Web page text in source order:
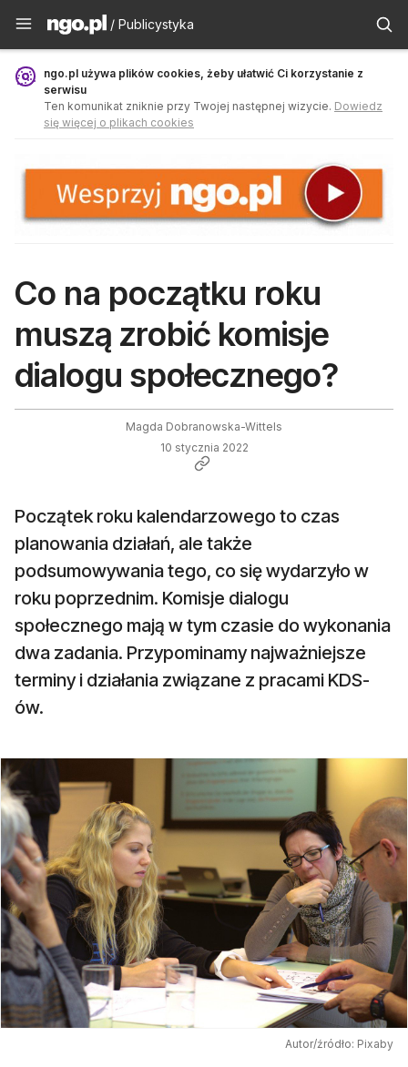
Publicystyka - ngo.pl
/ Publicystyka
ngo.pl używa plików cookies, żeby ułatwić Ci korzystanie z
serwisu
Ten komunikat zniknie przy Twojej następnej wizycie. Dowiedz
się więcej o plikach cookies
Co na początku roku
muszą zrobić komisje
dialogu społecznego?
Magda Dobranowska-Wittels
10 stycznia 2022
Początek roku kalendarzowego to czas
planowania działań, ale także
podsumowywania tego, co się wydarzyło w
roku poprzednim. Komisje dialogu
społecznego mają w tym czasie do wykonania
dwa zadania. Przypominamy najważniejsze
terminy i działania związane z pracami KDS-
ów.
Autor/źródło: Pixaby